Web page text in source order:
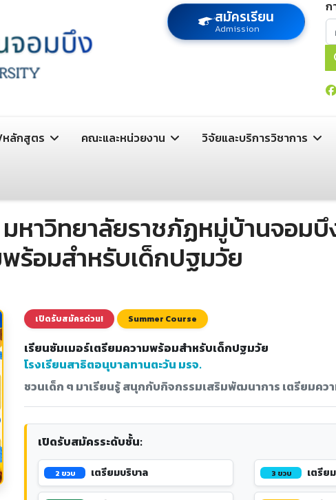
สมัครเรียน
Admission
ก
ก
หลักสูตร คณะและหน่วยงาน วิจัยและบริการวิชาการ
มหาวิทยาลัยราชภัฏหมู่บ้านจอมบึ
ร้อมสำหรับเด็กปฐมวัย
เปิดรับสมัครด่วน! Summer Course
เรียนซัมเมอร์เตรียมความพร้อมสำหรับเด็กปฐมวัย
โรงเรียนสาธิตอนุบาลทานตะวัน มรจ.
ชวนเด็ก ๆ มาเรียนรู้ สนุกกับกิจกรรมเสริมพัฒนาการ เตรียมค
เปิดรับสมัครระดับชั้น:
2 ขวบ เตรียมบริบาล 3 ขวบ เตรีย